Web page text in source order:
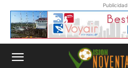
Publicidad